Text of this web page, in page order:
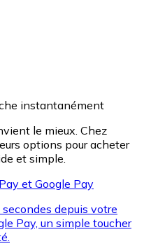
instantanément
le mieux. Chez
options pour acheter
et simple.
et Google Pay
depuis votre
Pay, un simple toucher